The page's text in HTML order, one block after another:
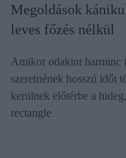
Megoldások
leves főzés nélkül
Amikor odakint harminc
szeretnének hosszú időt
kerülnek előtérbe a
rectangle